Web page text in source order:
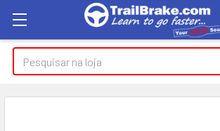
Pesquisar